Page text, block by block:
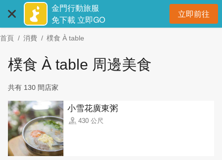
主
要
金門行動旅服
免下載 立即GO
立即前往開
首頁 消費 樸食 À table
樸食 À table 周邊美食
共有 130 間店家
小雪花廣東粥
430 公尺